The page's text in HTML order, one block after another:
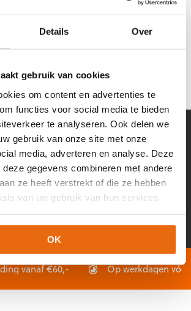
Details Over
gebruik van cookies
om content en advertenties te
functies voor social media te bieden
te analyseren. Ook delen we
gebruik van onze site met onze
media, adverteren en analyse. Deze
deze gegevens combineren met andere
ze heeft verstrekt of die ze hebben
van uw gebruik van hun services.
OK
speciaal voor kinderen?
om een lange keepersbroek
officiële wedstrijden?
sneller op kunstgras?
VOOR ONZE NIEUWSBRIEF!
TIPS & TRICKS EN NOG VEEL MEER!
Achternaam
CAPTCHA
vanaf €60,- Op werkdagen